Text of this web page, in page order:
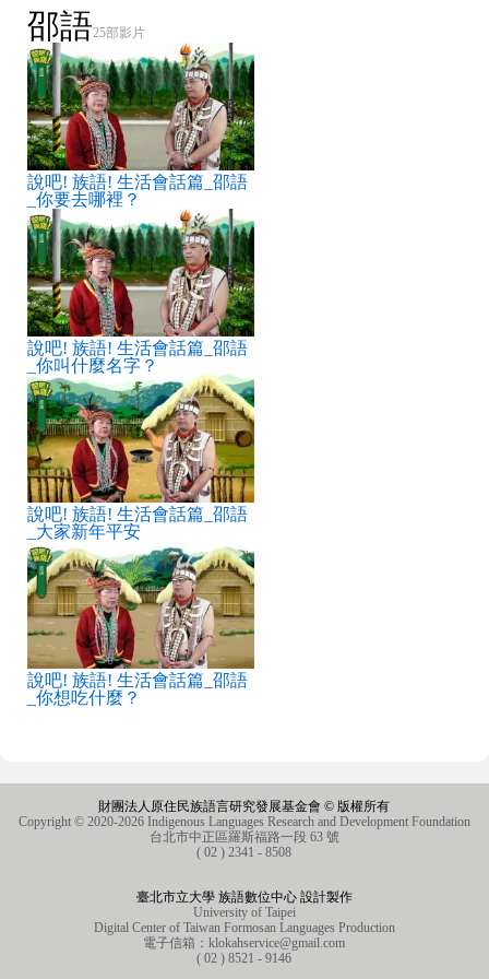
a Hakhaitu kilhnaqualh mriqaz
ulhza.
riqazan ihu mathuaw maqitan a
shawawa’an intua?
Hankuan ya mahumhum mathuaw
maqitan a shawawa’an. yaku
mani
initantu manasha wa pinashtiruq.
miazithu qa? mangqtu yaku mani
miku utantuak mriqaz.
邵語25部影片
說吧! 族語! 生活會話篇_邵語
_你要去哪裡？
說吧! 族語! 生活會話篇_邵語
_你叫什麼名字？
說吧! 族語! 生活會話篇_邵語
_大家新年平安
說吧! 族語! 生活會話篇_邵語
_你想吃什麼？
財團法人原住民族語言研究發展基金會 © 版權所有
Copyright © 2020-2026 Indigenous Languages Research and Development Foundation
台北市中正區羅斯福路一段 63 號
( 02 ) 2341 - 8508
臺北市立大學 族語數位中心 設計製作
University of Taipei
Digital Center of Taiwan Formosan Languages Production
電子信箱：klokahservice@gmail.com
( 02 ) 8521 - 9146